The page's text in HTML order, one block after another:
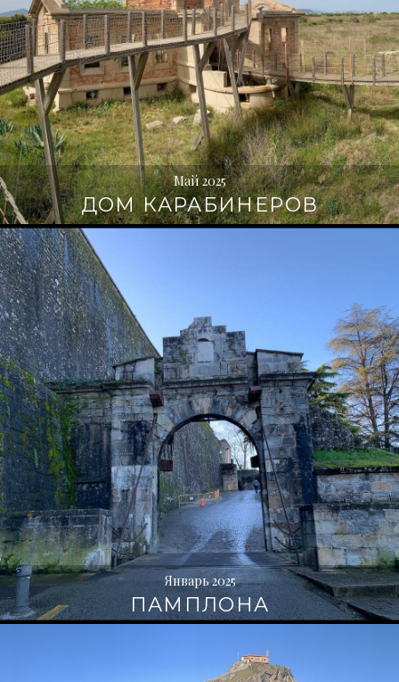
Май 2025
ДОМ КАРАБИНЕРОВ
Январь 2025
ПАМПЛОНА